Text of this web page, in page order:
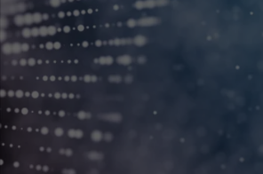
k
t
c
o
n